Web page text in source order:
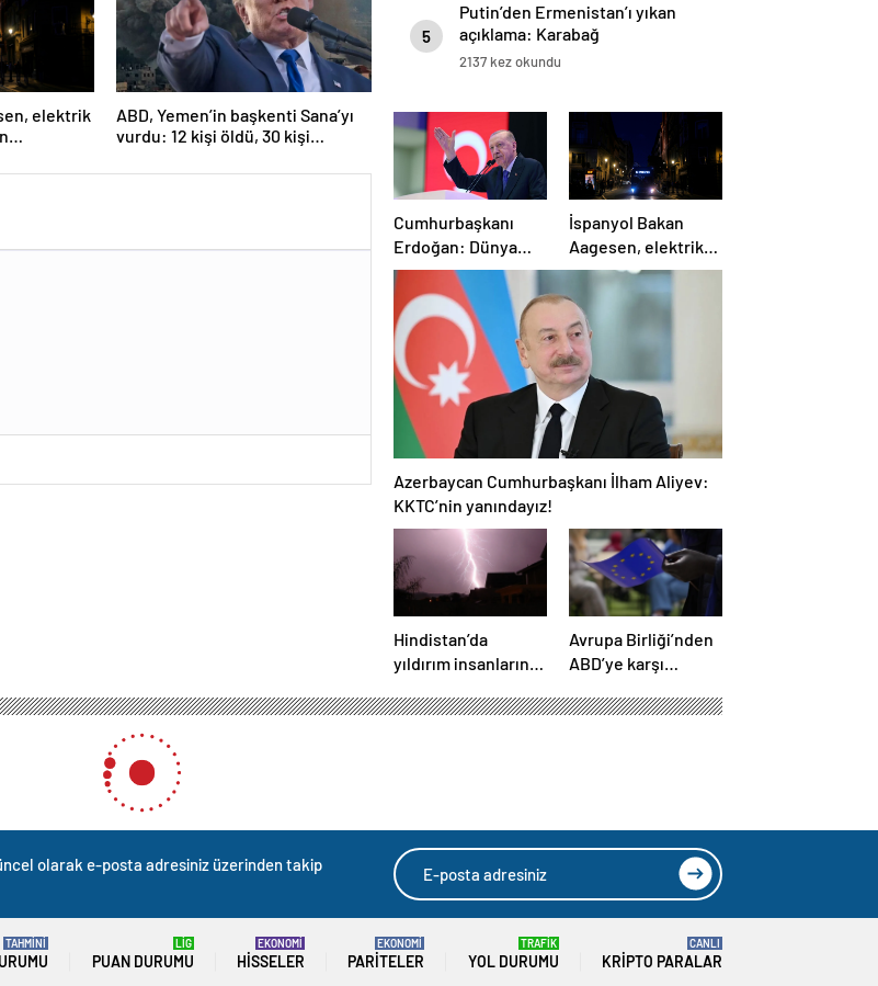
elektrik
ABD, Yemen’in başkenti Sana’yı
vurdu: 12 kişi öldü, 30 kişi
5
Putin’den Ermenistan’ı yıkan
açıklama: Karabağ
Azerbaycan’ın ayrılmaz bir
2137 kez okundu
Cumhurbaşkanı
Erdoğan: Dünya
İsrail’den büyüktür
İspanyol Bakan
Aagesen, elektrik
kesintisinin
nedeninin
belirlenmesinin
“günler süreceğini”
belirtti
Azerbaycan Cumhurbaşkanı İlham Aliyev:
KKTC’nin yanındayız!
Hindistan’da
yıldırım insanların
ve yaralılar var
Avrupa Birliği’nden
ABD’ye karşı
gümrük tarifeleri
olarak e-posta adresiniz üzerinden takip
TAHMİNİ
PUAN DURUMU
LİG
HISSELER
EKONOMİ
PARITELER
EKONOMİ
YOL DURUMU
TRAFİK
KRIPTO PARALAR
CANLI